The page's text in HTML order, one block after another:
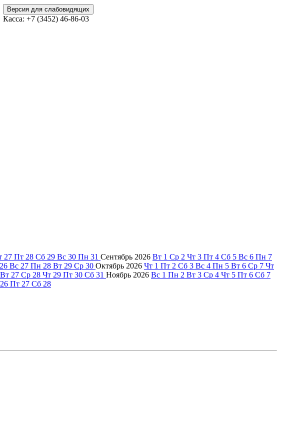
Версия для слабовидящих
Касса: +7 (3452) 46-86-03
27 Пт 28 Сб 29 Вс 30 Пн 31 Сентябрь 2026 Вт 1 Ср 2 Чт 3 Пт 4 Сб 5 Вс 6 Пн 7
26 Вс 27 Пн 28 Вт 29 Ср 30 Октябрь 2026 Чт 1 Пт 2 Сб 3 Вс 4 Пн 5 Вт 6 Ср 7 Чт
Вт 27 Ср 28 Чт 29 Пт 30 Сб 31 Ноябрь 2026 Вс 1 Пн 2 Вт 3 Ср 4 Чт 5 Пт 6 Сб 7
26 Пт 27 Сб 28